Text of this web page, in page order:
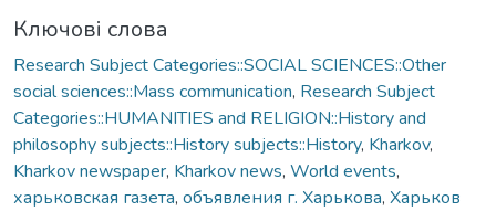
Ключові слова
Research Subject Categories::SOCIAL SCIENCES::Other
social sciences::Mass communication, Research Subject
Categories::HUMANITIES and RELIGION::History and
philosophy subjects::History subjects::History, Kharkov,
Kharkov newspaper, Kharkov news, World events,
харьковская газета, объявления г. Харькова, Харьков